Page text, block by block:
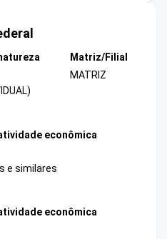
Matriz/Filial
MATRIZ
econômica
e similares
econômica